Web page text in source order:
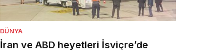
DÜNYA
İran ve ABD heyetleri İsviçre’de